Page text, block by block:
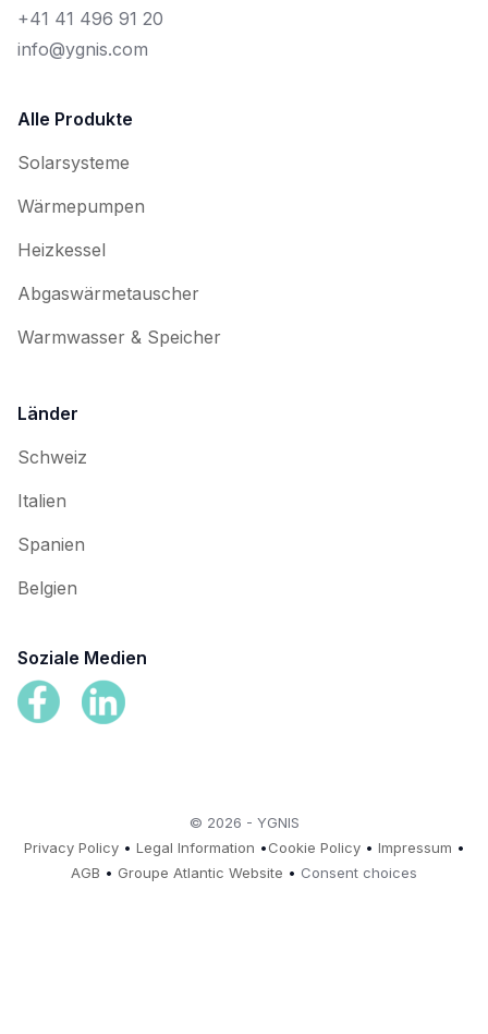
+41 41 496 91 20
info@ygnis.com
Alle Produkte
Solarsysteme
Wärmepumpen
Heizkessel
Abgaswärmetauscher
Warmwasser & Speicher
Länder
Schweiz
Italien
Spanien
Belgien
Soziale Medien
© 2026 - YGNIS
Privacy Policy• Legal Information •Cookie Policy• Impressum •
AGB • Groupe Atlantic Website • Consent choices